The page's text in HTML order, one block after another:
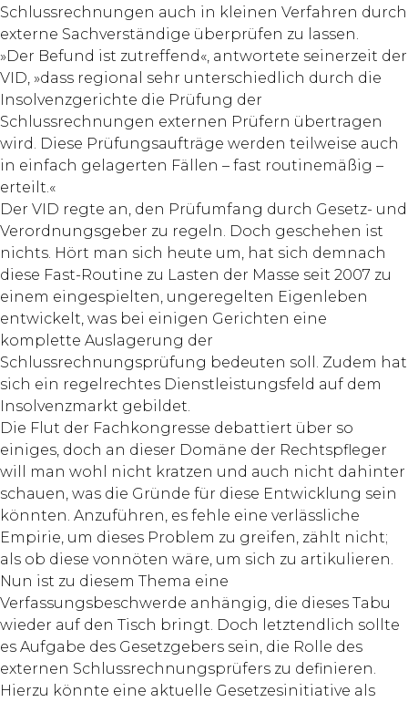
Schlussrechnungen auch in kleinen Verfahren durch
externe Sachverständige überprüfen zu lassen.
»Der Befund ist zutreffend«, antwortete seinerzeit der
VID, »dass regional sehr unterschiedlich durch die
Insolvenzgerichte die Prüfung der
Schlussrechnungen externen Prüfern übertragen
wird. Diese Prüfungsaufträge werden teilweise auch
in einfach gelagerten Fällen – fast routinemäßig –
erteilt.«
Der VID regte an, den Prüfumfang durch Gesetz- und
Verordnungsgeber zu regeln. Doch geschehen ist
nichts. Hört man sich heute um, hat sich demnach
diese Fast-Routine zu Lasten der Masse seit 2007 zu
einem eingespielten, ungeregelten Eigenleben
entwickelt, was bei einigen Gerichten eine
komplette Auslagerung der
Schlussrechnungsprüfung bedeuten soll. Zudem hat
sich ein regelrechtes Dienstleistungsfeld auf dem
Insolvenzmarkt gebildet.
Die Flut der Fachkongresse debattiert über so
einiges, doch an dieser Domäne der Rechtspfleger
will man wohl nicht kratzen und auch nicht dahinter
schauen, was die Gründe für diese Entwicklung sein
könnten. Anzuführen, es fehle eine verlässliche
Empirie, um dieses Problem zu greifen, zählt nicht;
als ob diese vonnöten wäre, um sich zu artikulieren.
Nun ist zu diesem Thema eine
Verfassungsbeschwerde anhängig, die dieses Tabu
wieder auf den Tisch bringt. Doch letztendlich sollte
es Aufgabe des Gesetzgebers sein, die Rolle des
externen Schlussrechnungsprüfers zu definieren.
Hierzu könnte eine aktuelle Gesetzesinitiative als